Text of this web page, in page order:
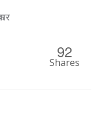
92
Shares